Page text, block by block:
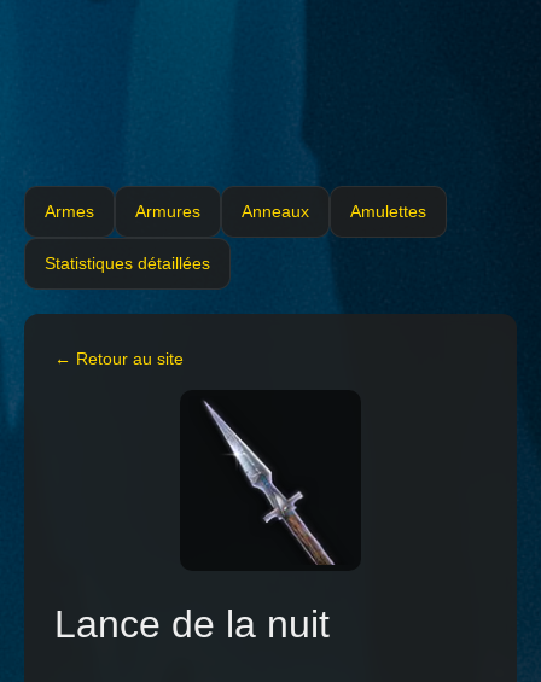
Armes Armures Anneaux Amulettes
Statistiques détaillées
← Retour au site
Lance de la nuit